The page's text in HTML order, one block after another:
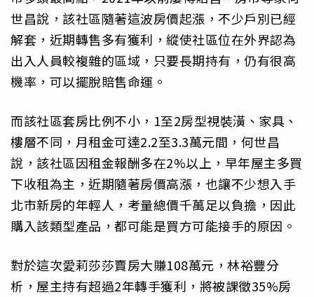
世昌說，該社區隨著這波房價起漲，不少戶別已經
解套，近期轉售多有獲利，縱使社區位在外界認為
出入人員較複雜的區域，只要長期持有，仍有很高
機率，可以擺脫賠售命運。
而該社區套房比例不小，1至2房型視裝潢、家具、
樓層不同，月租金可達2.2至3.3萬元間，何世昌
說，該社區因租金報酬多在2%以上，早年屋主多買
下收租為主，近期隨著房價高漲，也讓不少想入手
北市新房的年輕人，考量總價千萬足以負擔，因此
購入該類型產品，都可能是買方可能接手的原因。
對於這次愛莉莎莎賣房大賺108萬元，林裕豐分
析，屋主持有超過2年轉手獲利，將被課徵35%房